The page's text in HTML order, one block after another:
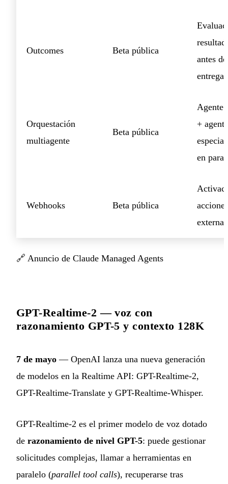
Outcomes Beta pública
antes
entrega
Orquestación
multiagente
Beta pública
Agente
+
en
Webhooks Beta pública
acciones
externas
🔗 Anuncio de Claude Managed Agents
GPT-Realtime-2 — voz con
razonamiento GPT-5 y contexto 128K
7 de mayo — OpenAI lanza una nueva generación
de modelos en la Realtime API: GPT-Realtime-2,
GPT-Realtime-Translate y GPT-Realtime-Whisper.
GPT-Realtime-2 es el primer modelo de voz dotado
de razonamiento de nivel GPT-5: puede gestionar
solicitudes complejas, llamar a herramientas en
paralelo (parallel tool calls), recuperarse tras